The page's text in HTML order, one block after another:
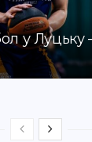
у Луцьку